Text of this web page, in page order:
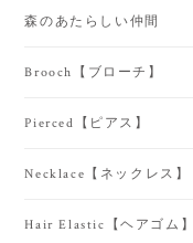
森のあたらしい仲間
Brooch【ブローチ】
Pierced【ピアス】
Necklace【ネックレス】
Hair Elastic【ヘアゴム】